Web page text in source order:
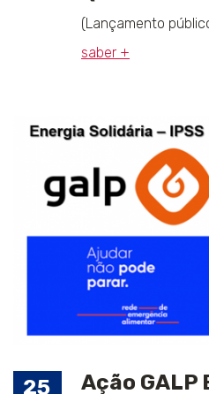
(Lançamento
saber +
25
Ação GALP